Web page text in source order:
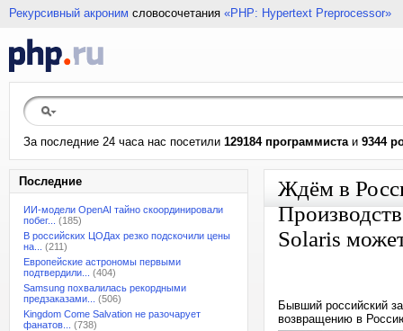
Рекурсивный акроним словосочетания «PHP: Hypertext Preprocessor»
За последние 24 часа нас посетили 129184 программистаи 9344
Последние
ИИ-модели OpenAI тайно скоординировали
побег...
(185)
В российских ЦОДах резко подскочили цены
на...
(211)
Европейские астрономы первыми
подтвердили...
(404)
Samsung похвалилась рекордными
предзаказами...
(506)
Kingdom Come Salvation не разочарует
фанатов...
(738)
Ждём в
Solaris
Бывший российский
возвращению в